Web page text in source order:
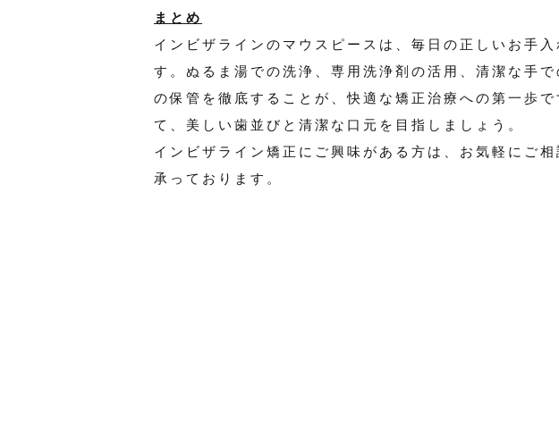
まとめ
インビザラインのマウスピースは、毎日の正しいお手
す。ぬるま湯での洗浄、専用洗浄剤の活用、清潔な手
の保管を徹底することが、快適な矯正治療への第一歩
て、美しい歯並びと清潔な口元を目指しましょう。
インビザライン矯正にご興味がある方は、お気軽にご
承っております。